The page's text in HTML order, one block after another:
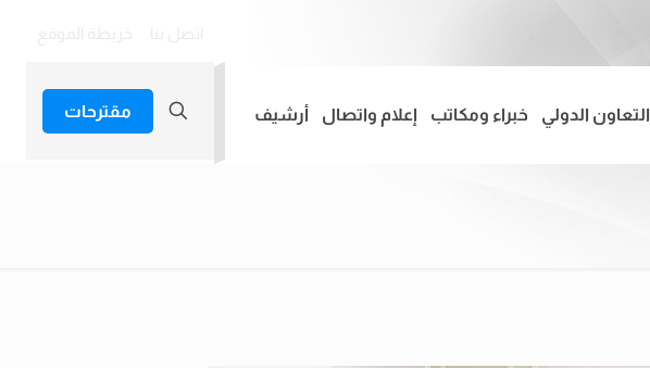
التعاون الدولي خبراء ومكاتب إعلام واتصال أرشيف مقترحات